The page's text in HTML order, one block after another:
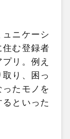
ニケーシ
住む登録者
リ。例え
り、困っ
たモノを
といった